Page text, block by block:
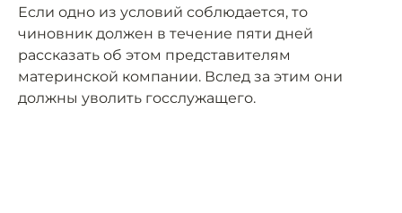
Если одно из условий соблюдается, то
чиновник должен в течение пяти дней
рассказать об этом представителям
материнской компании. Вслед за этим они
должны уволить госслужащего.